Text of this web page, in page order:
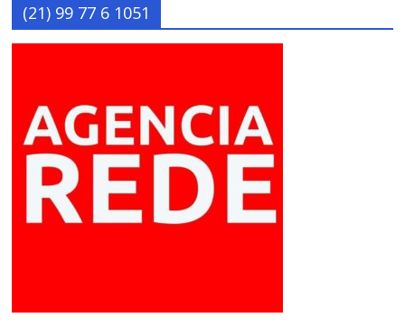
(21) 99 77 6 1051